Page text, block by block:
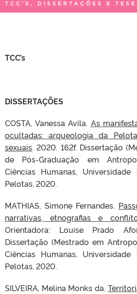
TCC’S, DISSERTAÇÕES E
TCC’s
DISSERTAÇÕES
COSTA, Vanessa Avila. As
ocultadas: arqueologia da
sexuais. 2020. 162f. Dissertação
de Pós-Graduação em
Ciências Humanas,
Pelotas, 2020.
MATHIAS, Simone Fernandes.
narrativas, etnografias e
Orientadora: Louise Prado
Dissertação (Mestrado em
Ciências Humanas,
Pelotas, 2020.
SILVEIRA, Melina Monks da.